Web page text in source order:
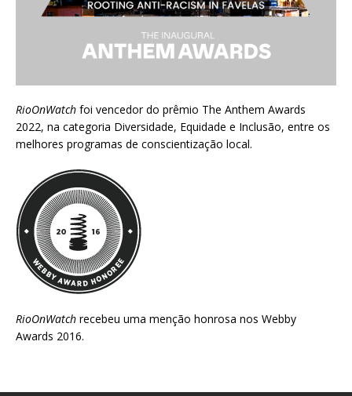
RioOnWatch foi vencedor do prêmio The Anthem Awards
2022, na categoria Diversidade, Equidade e Inclusão, entre os
melhores programas de conscientização local.
RioOnWatch recebeu uma menção honrosa nos Webby
Awards 2016.